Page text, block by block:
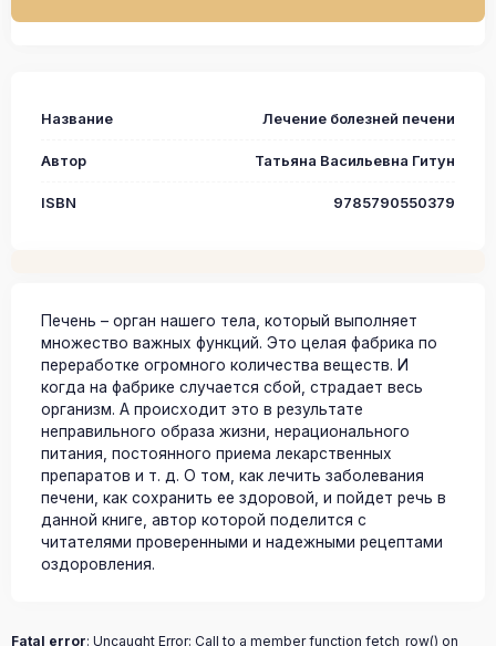
Название Лечение болезней печени
Автор Татьяна Васильевна Гитун
ISBN 9785790550379
Печень – орган нашего тела, который выполняет
множество важных функций. Это целая фабрика по
переработке огромного количества веществ. И
когда на фабрике случается сбой, страдает весь
организм. А происходит это в результате
неправильного образа жизни, нерационального
питания, постоянного приема лекарственных
препаратов и т. д. О том, как лечить заболевания
печени, как сохранить ее здоровой, и пойдет речь в
данной книге, автор которой поделится с
читателями проверенными и надежными рецептами
оздоровления.
Fatal error: Uncaught Error: Call to a member function fetch_row() on